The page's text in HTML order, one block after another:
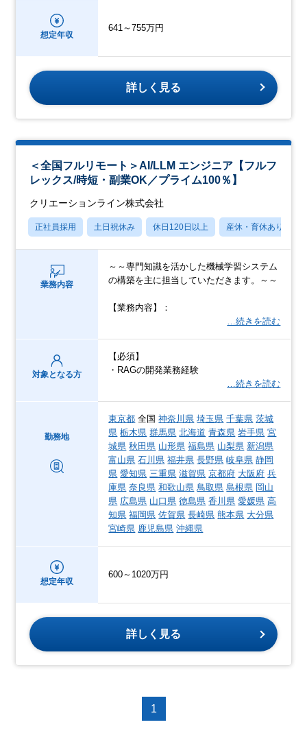
想定年収
641～755万円
詳しく見る
＜全国フルリモート＞AI/LLM エンジニア【フルフ
レックス/時短・副業OK／プライム100％】
クリエーションライン株式会社
正社員採用 土日祝休み 休日120日以上 産休・育休あり
業務内容
～～専門知識を活かした機械学習システム
の構築を主に担当していただきます。～～
【業務内容】：
…続きを読む
対象となる方
【必須】
・RAGの開発業務経験
…続きを読む
勤務地
東京都 全国神奈川県 埼玉県 千葉県 茨城
県 栃木県 群馬県 北海道 青森県 岩手県 宮
城県 秋田県 山形県 福島県 山梨県 新潟県
富山県 石川県 福井県 長野県 岐阜県 静岡
県 愛知県 三重県 滋賀県 京都府 大阪府 兵
庫県 奈良県 和歌山県 鳥取県 島根県 岡山
県 広島県 山口県 徳島県 香川県 愛媛県 高
知県 福岡県 佐賀県 長崎県 熊本県 大分県
宮崎県 鹿児島県 沖縄県
想定年収
600～1020万円
詳しく見る
1